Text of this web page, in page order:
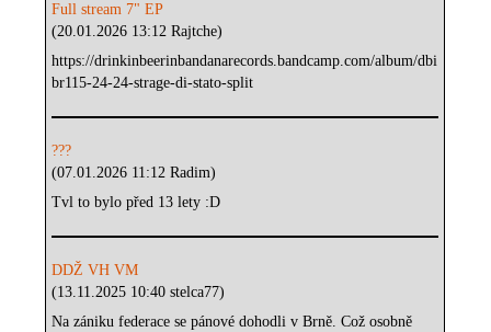
Full stream 7" EP
(20.01.2026 13:12 Rajtche)
https://drinkinbeerinbandanarecords.bandcamp.com/album/dbi
br115-24-24-strage-di-stato-split
???
(07.01.2026 11:12 Radim)
Tvl to bylo před 13 lety :D
DDŽ VH VM
(13.11.2025 10:40 stelca77)
Na zániku federace se pánové dohodli v Brně. Což osobně